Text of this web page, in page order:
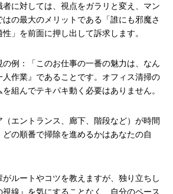
に対しては、視点をガラリと変え、マン
の最大のメリットである「誰にも邪魔さ
」を前面に押し出して訴求します。
例：「このお仕事の一番の魅力は、なん
人作業』であることです。オフィス清掃の
組んでテキパキ動く必要はありません。
エントランス、廊下、階段など）が時間
の順番で掃除を進めるかはあなたの自
ルートやコツを教えますが、独り立ちし
線』を気にすることなく、自分のペース